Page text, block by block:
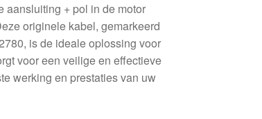
aansluiting + pol in de motor
originele kabel, gemarkeerd
is de ideale oplossing voor
voor een veilige en effectieve
werking en prestaties van uw